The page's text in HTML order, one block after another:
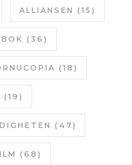
ALLIANSEN (15)
BOK (36)
(18)
(19)
(47)
(68)